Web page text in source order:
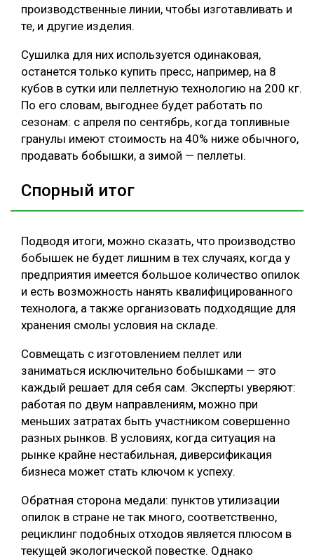
производственные линии, чтобы изготавливать и
те, и другие изделия.
Сушилка для них используется одинаковая,
останется только купить пресс, например, на 8
кубов в сутки или пеллетную технологию на 200 кг.
По его словам, выгоднее будет работать по
сезонам: с апреля по сентябрь, когда топливные
гранулы имеют стоимость на 40% ниже обычного,
продавать бобышки, а зимой — пеллеты.
Спорный итог
Подводя итоги, можно сказать, что производство
бобышек не будет лишним в тех случаях, когда у
предприятия имеется большое количество опилок
и есть возможность нанять квалифицированного
технолога, а также организовать подходящие для
хранения смолы условия на складе.
Совмещать с изготовлением пеллет или
заниматься исключительно бобышками — это
каждый решает для себя сам. Эксперты уверяют:
работая по двум направлениям, можно при
меньших затратах быть участником совершенно
разных рынков. В условиях, когда ситуация на
рынке крайне нестабильная, диверсификация
бизнеса может стать ключом к успеху.
Обратная сторона медали: пунктов утилизации
опилок в стране не так много, соответственно,
рециклинг подобных отходов является плюсом в
текущей экологической повестке. Однако